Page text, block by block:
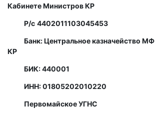
Кабинете Министров КР
Р/с 4402011103045453
Банк: Центральное казначейство МФ
КР
БИК: 440001
ИНН: 01805202010220
Первомайское УГНС